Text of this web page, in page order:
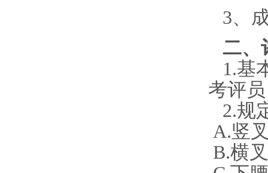
3、
二、
1.基
考评
2.规
A.竖
B.横叉